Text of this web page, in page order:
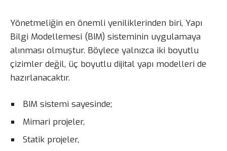
Yönetmeliğin en önemli yeniliklerinden biri, Yapı
Bilgi Modellemesi (BIM) sisteminin uygulamaya
alınması olmuştur. Böylece yalnızca iki boyutlu
çizimler değil, üç boyutlu dijital yapı modelleri de
hazırlanacaktır.
BIM sistemi sayesinde;
Mimari projeler,
Statik projeler,